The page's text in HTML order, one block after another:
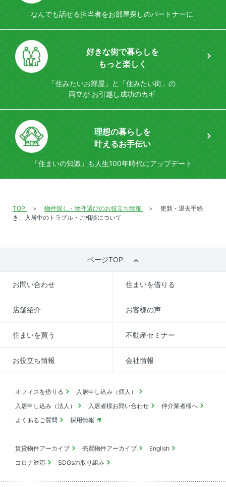
なんでも話せる担当者をお部屋探しのパートナーに
好きな街で暮らしを
もっと楽しく
「住みたいお部屋」と「住みたい街」の
両立がお引越し成功のカギ
理想の暮らしを
叶えるお手伝い
「住まいの知識」も 人生100年時代にアップデート
TOP 物件探し・物件選びのお役立ち情報
更新・退去手続
き、入居中のトラブル・ご相談について
ページTOP
お問い合わせ 住まいを借りる
店舗紹介 お客様の声
住まいを買う 不動産セミナー
お役立ち情報 会社情報
オフィスを借りる
入居申し込み（個人）
入居申し込み（法人）
入居者様お問い合わせ
仲介業者様へ
よくあるご質問
採用情報
賃貸物件アーカイブ 売買物件アーカイブ
English
コロナ対応
SDGsの取り組み